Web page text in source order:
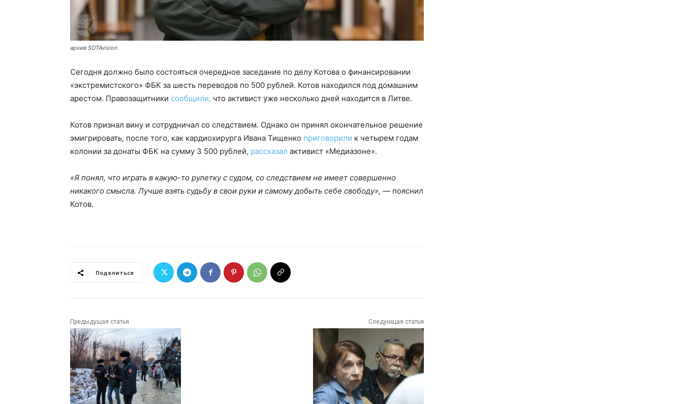
архив SOTAvision
Сегодня должно было состояться очередное заседание по делу Котова о финансировании
«экстремистского» ФБК за шесть переводов по 500 рублей. Котов находился под домашним
арестом. Правозащитники сообщили, что активист уже несколько дней находится в Литве.
Котов признал вину и сотрудничал со следствием. Однако он принял окончательное решение
эмигрировать, после того, как кардиохирурга Ивана Тищенко приговорили к четырем годам
колонии за донаты ФБК на сумму 3 500 рублей, рассказал активист «Медиазоне».
«Я понял, что играть в какую-то рулетку с судом, со следствием не имеет совершенно
никакого смысла. Лучше взять судьбу в свои руки и самому добыть себе свободу», — пояснил
Котов.
Поделиться
Предыдущая статья Следующая статья